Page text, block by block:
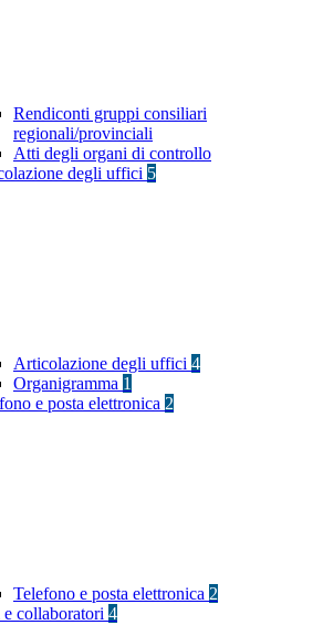
Rendiconti gruppi consiliari
regionali/provinciali
Atti degli organi di controllo
degli uffici 5
Articolazione degli uffici 4
Organigramma 1
e posta elettronica 2
Telefono e posta elettronica 2
collaboratori 4